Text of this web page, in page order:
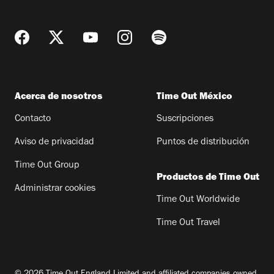
Acerca de nosotros
Contacto
Aviso de privacidad
Time Out Group
Administrar cookies
Time Out México
Suscripciones
Puntos de distribución
Productos de Time Out
Time Out Worldwide
Time Out Travel